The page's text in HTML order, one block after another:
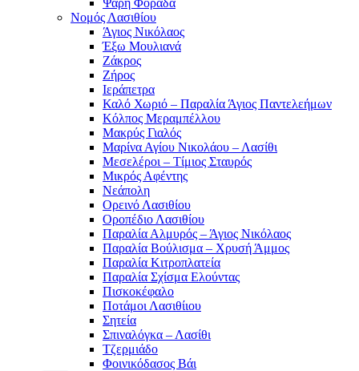
Ψαρή Φοράδα
Νομός Λασιθίου
Άγιος Νικόλαος
Έξω Μουλιανά
Ζάκρος
Ζήρος
Ιεράπετρα
Καλό Χωριό – Παραλία Άγιος Παντελεήμων
Κόλπος Μεραμπέλλου
Μακρύς Γιαλός
Μαρίνα Αγίου Νικολάου – Λασίθι
Μεσελέροι – Τίμιος Σταυρός
Μικρός Αφέντης
Νεάπολη
Ορεινό Λασιθίου
Οροπέδιο Λασιθίου
Παραλία Αλμυρός – Άγιος Νικόλαος
Παραλία Βούλισμα – Χρυσή Άμμος
Παραλία Κιτροπλατεία
Παραλία Σχίσμα Ελούντας
Πισκοκέφαλο
Ποτάμοι Λασιθίιου
Σητεία
Σπιναλόγκα – Λασίθι
Τζερμιάδο
Φοινικόδασος Βάι